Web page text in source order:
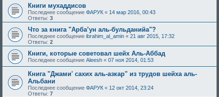
Книги мухаддисов
Последнее сообщение ФАРУК « 14 мар 2016, 00:43
Ответы: 3
Что за книга "Арба’ун аль-бульданийа"?
Последнее сообщение ibrahim_al_amin « 21 авг 2015, 17:32
Ответы: 2
Книги, которые советовал шейх Аль-Аббад
Последнее сообщение Aleesh « 07 ноя 2014, 01:53
Книга "Джами' сахих аль-азкар" из трудов шейха аль-
Альбани
Последнее сообщение ФАРУК « 12 окт 2014, 23:24
Ответы: 7